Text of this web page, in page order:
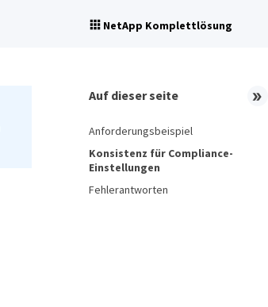
NetApp Komplettlösung
Auf dieser seite
Anforderungsbeispiel
Konsistenz für Compliance-
Einstellungen
Fehlerantworten